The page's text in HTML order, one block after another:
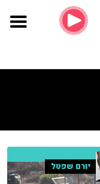
יורם שפטל